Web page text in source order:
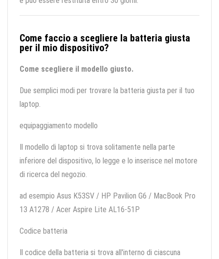
Come faccio a scegliere la batteria giusta
per il mio dispositivo?
Come scegliere il modello giusto.
Due semplici modi per trovare la batteria giusta per il tuo
laptop.
equipaggiamento modello
Il modello di laptop si trova solitamente nella parte
inferiore del dispositivo, lo legge e lo inserisce nel motore
di ricerca del negozio.
ad esempio Asus K53SV / HP Pavilion G6 / MacBook Pro
13 A1278 / Acer Aspire Lite AL16-51P
Codice batteria
Il codice della batteria si trova all'interno di ciascuna